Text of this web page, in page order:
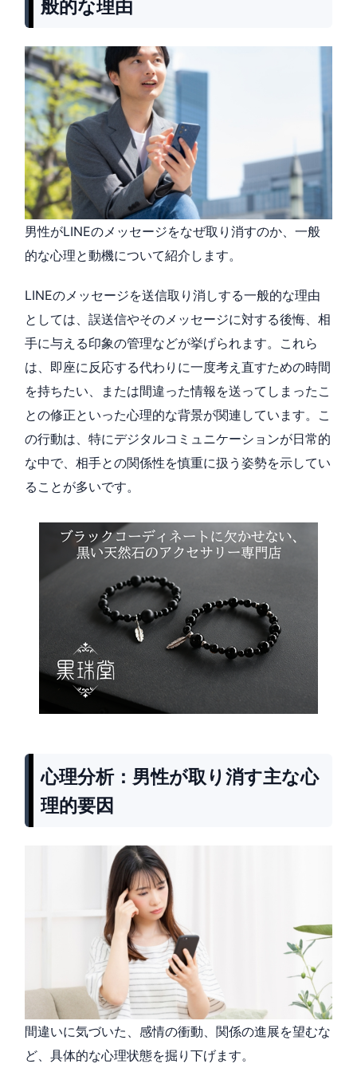
般的な理由
男性がLINEのメッセージをなぜ取り消すのか、一般
的な心理と動機について紹介します。
LINEのメッセージを送信取り消しする一般的な理由
としては、誤送信やそのメッセージに対する後悔、相
手に与える印象の管理などが挙げられます。これら
は、即座に反応する代わりに一度考え直すための時間
を持ちたい、または間違った情報を送ってしまったこ
との修正といった心理的な背景が関連しています。こ
の行動は、特にデジタルコミュニケーションが日常的
な中で、相手との関係性を慎重に扱う姿勢を示してい
ることが多いです。
心理分析：男性が取り消す主な心
理的要因
間違いに気づいた、感情の衝動、関係の進展を望むな
ど、具体的な心理状態を掘り下げます。